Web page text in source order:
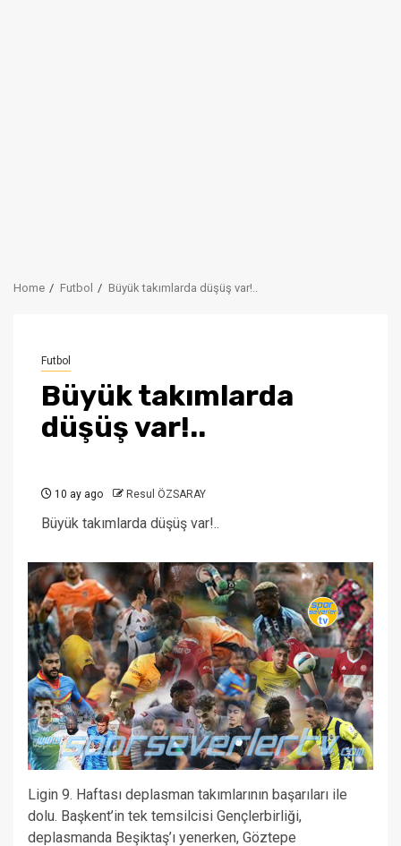
Home Futbol Büyük takımlarda düşüş var!..
Futbol
Büyük takımlarda
düşüş var!..
10 ay ago Resul ÖZSARAY
Büyük takımlarda düşüş var!..
Ligin 9. Haftası deplasman takımlarının başarıları ile
dolu. Başkent’in tek temsilcisi Gençlerbirliği,
deplasmanda Beşiktaş’ı yenerken, Göztepe